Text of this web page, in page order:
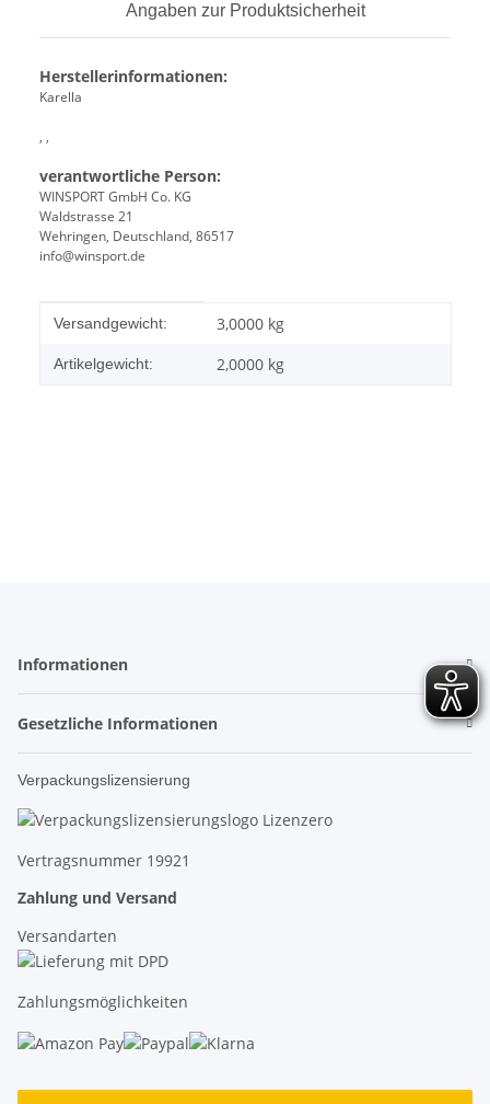
Angaben zur Produktsicherheit
Herstellerinformationen:
Karella
, ,
verantwortliche Person:
WINSPORT GmbH Co. KG
Waldstrasse 21
Wehringen, Deutschland, 86517
info@winsport.de
Produkteigenschaft
Wert
Versandgewicht: 3,0000 kg
Artikelgewicht: 2,0000 kg
Informationen
Gesetzliche Informationen
Verpackungslizensierung
Vertragsnummer 19921
Zahlung und Versand
Versandarten
Zahlungsmöglichkeiten